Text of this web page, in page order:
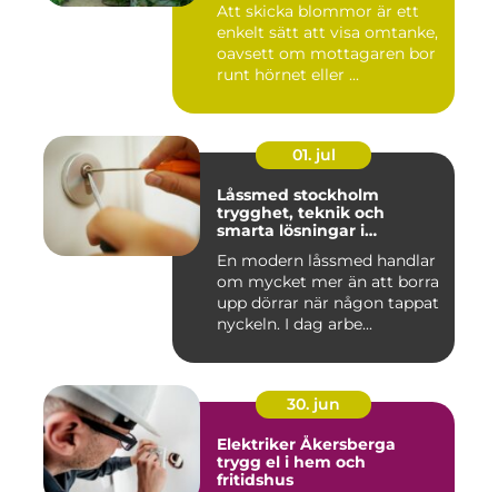
Att skicka blommor är ett
enkelt sätt att visa omtanke,
oavsett om mottagaren bor
runt hörnet eller ...
01. jul
Låssmed stockholm
trygghet, teknik och
smarta lösningar i
En modern låssmed handlar
om mycket mer än att borra
upp dörrar när någon tappat
nyckeln. I dag arbe...
30. jun
Elektriker Åkersberga
trygg el i hem och
fritidshus